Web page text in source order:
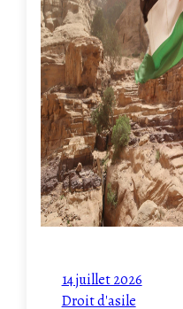
14 juillet 2026
Droit d'asile